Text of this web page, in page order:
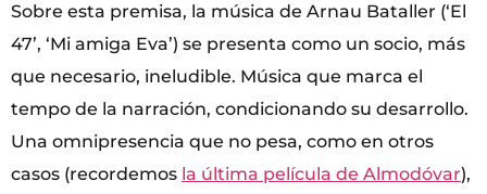
Sobre esta premisa, la música de Arnau Bataller (‘El
47’, ‘Mi amiga Eva’) se presenta como un socio, más
que necesario, ineludible. Música que marca el
tempo de la narración, condicionando su desarrollo.
Una omnipresencia que no pesa, como en otros
casos (recordemos la última película de Almodóvar),